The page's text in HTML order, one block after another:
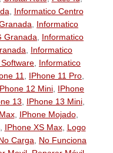
, Informatico Centro
, Informatico
Granada, Informatico
, Informatico
, Informatico
11, IPhone 11 Pro,
12 Mini, IPhone
13, IPhone 13 Mini,
, IPhone Mojado,
, IPhone XS Max, Logo
Carga, No Funciona